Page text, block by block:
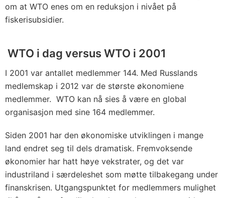
om at WTO enes om en reduksjon i nivået på
fiskerisubsidier.
WTO i dag versus WTO i 2001
I 2001 var antallet medlemmer 144. Med Russlands
medlemskap i 2012 var de største økonomiene
medlemmer. WTO kan nå sies å være en global
organisasjon med sine 164 medlemmer.
Siden 2001 har den økonomiske utviklingen i mange
land endret seg til dels dramatisk. Fremvoksende
økonomier har hatt høye vekstrater, og det var
industriland i særdeleshet som møtte tilbakegang under
finanskrisen. Utgangspunktet for medlemmers mulighet